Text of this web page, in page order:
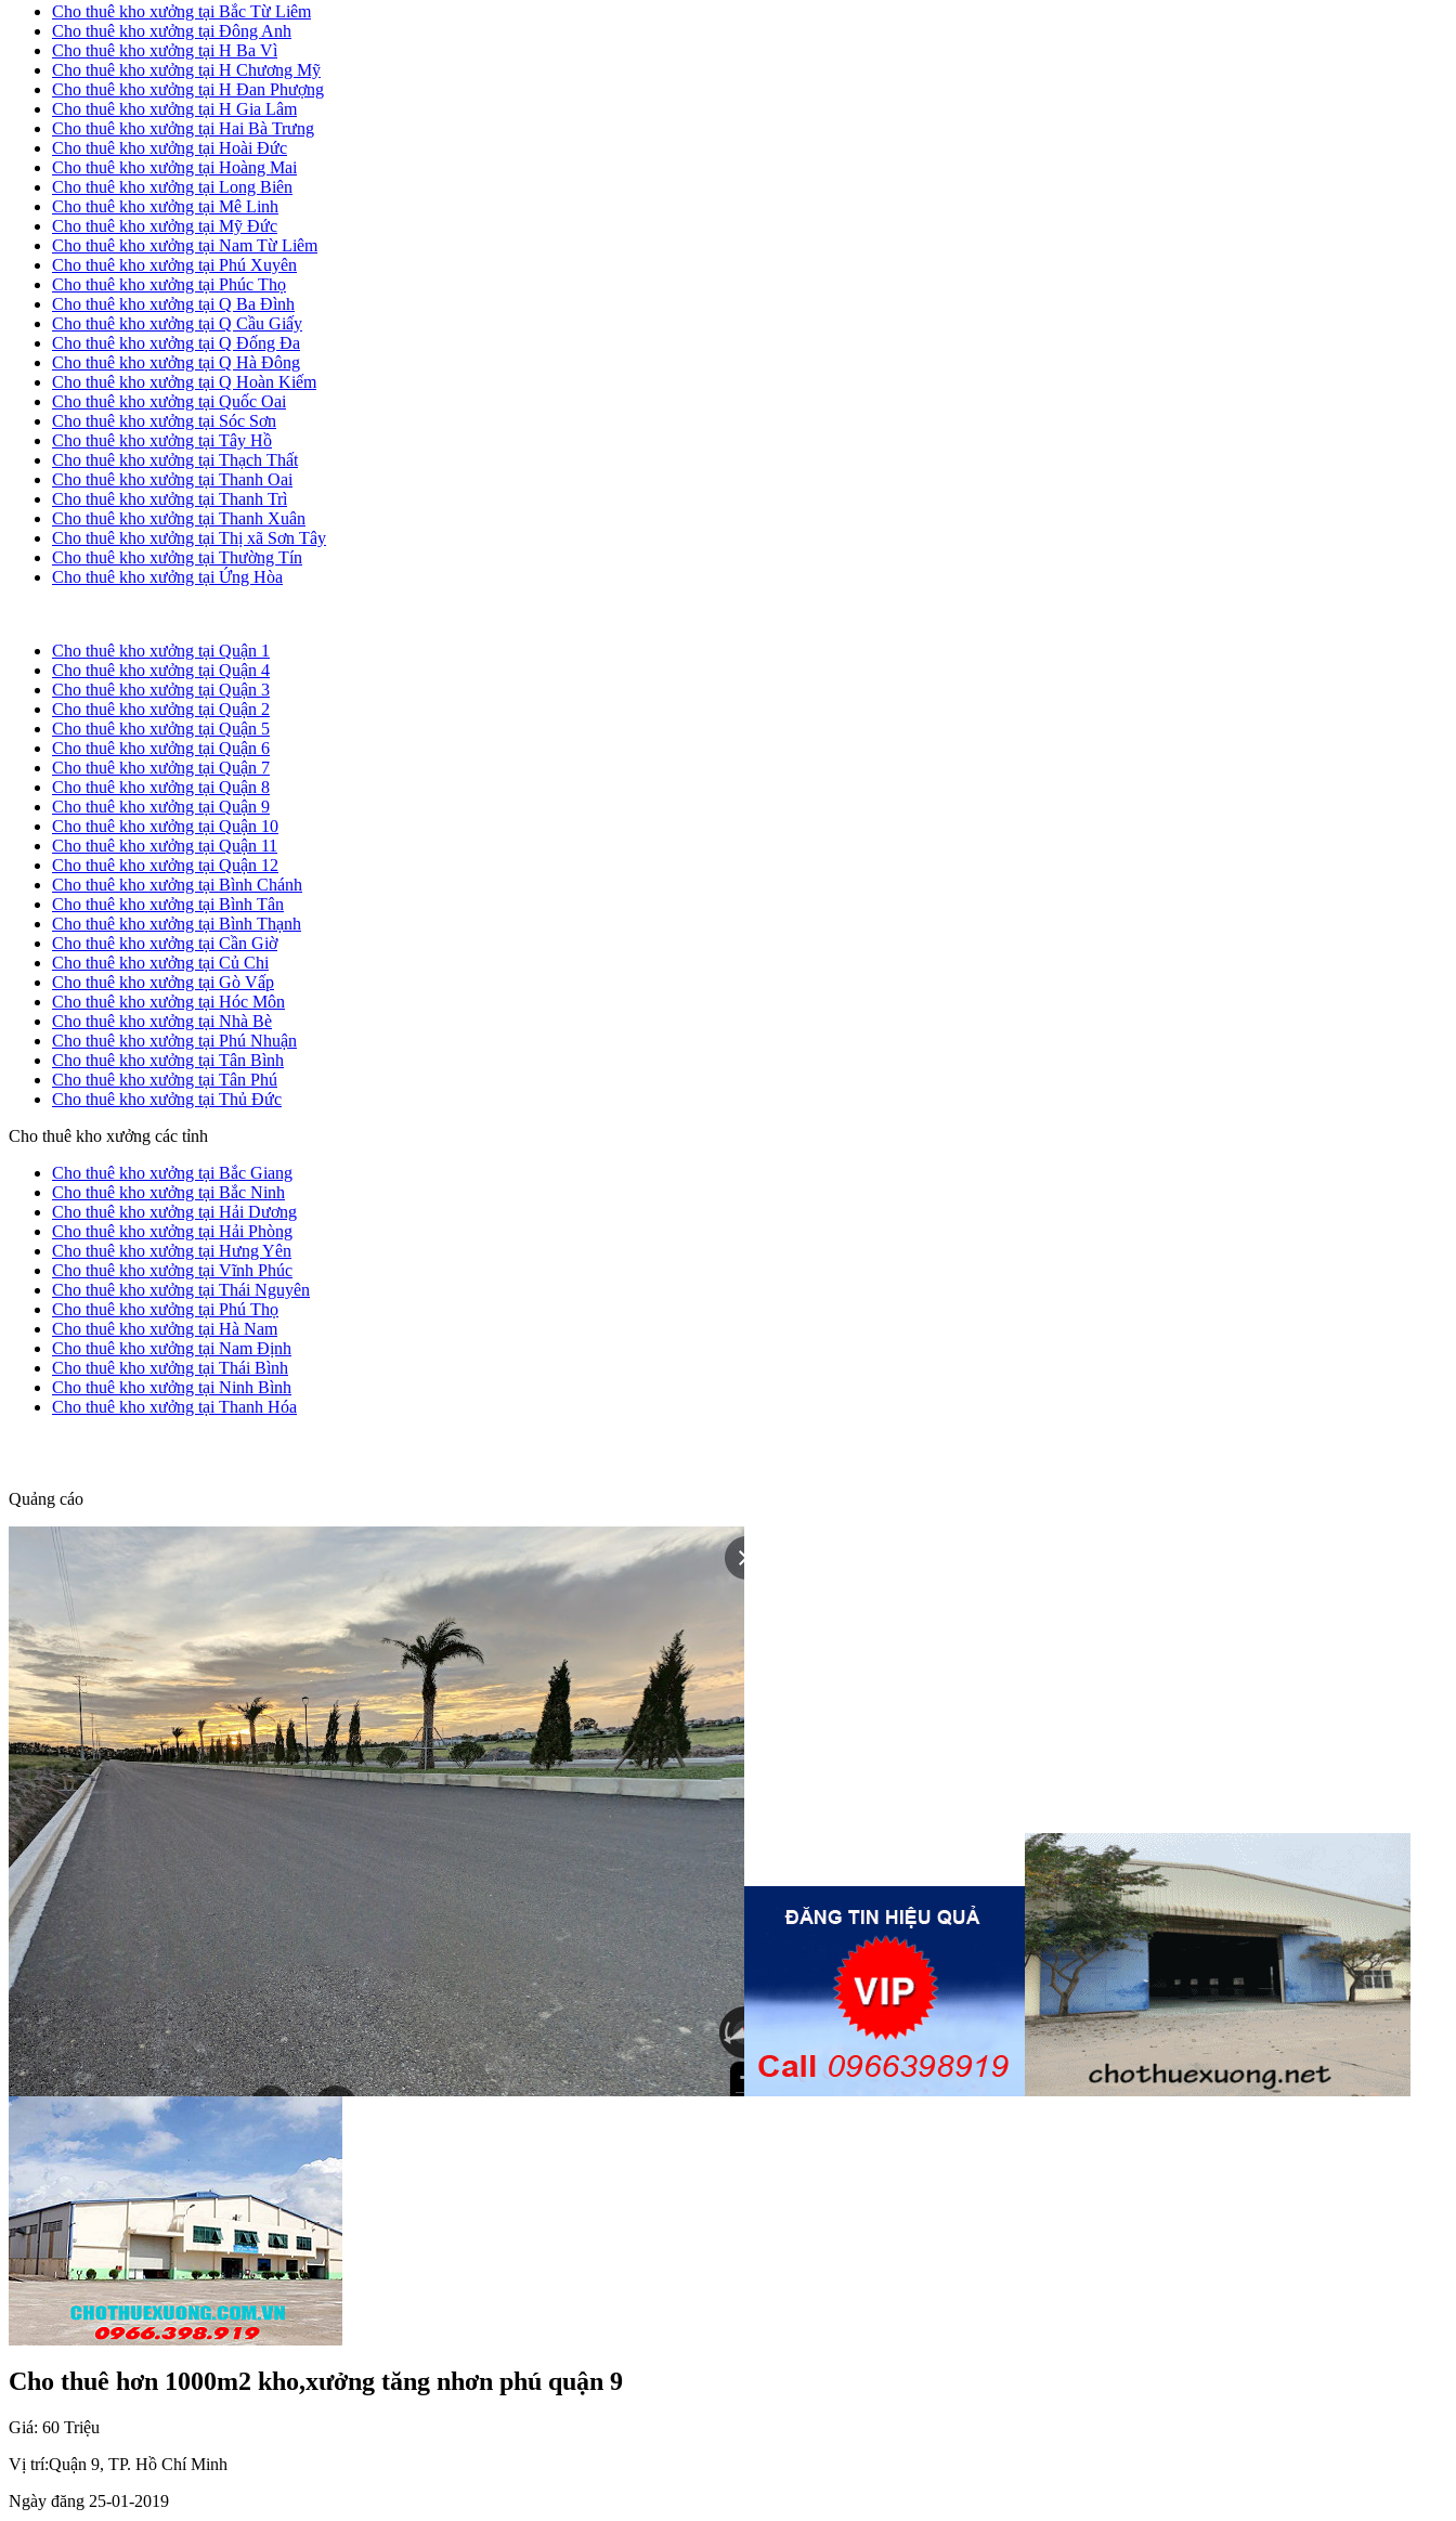
Cho thuê kho xưởng tại Bắc Từ Liêm
Cho thuê kho xưởng tại Đông Anh
Cho thuê kho xưởng tại H Ba Vì
Cho thuê kho xưởng tại H Chương Mỹ
Cho thuê kho xưởng tại H Đan Phượng
Cho thuê kho xưởng tại H Gia Lâm
Cho thuê kho xưởng tại Hai Bà Trưng
Cho thuê kho xưởng tại Hoài Đức
Cho thuê kho xưởng tại Hoàng Mai
Cho thuê kho xưởng tại Long Biên
Cho thuê kho xưởng tại Mê Linh
Cho thuê kho xưởng tại Mỹ Đức
Cho thuê kho xưởng tại Nam Từ Liêm
Cho thuê kho xưởng tại Phú Xuyên
Cho thuê kho xưởng tại Phúc Thọ
Cho thuê kho xưởng tại Q Ba Đình
Cho thuê kho xưởng tại Q Cầu Giấy
Cho thuê kho xưởng tại Q Đống Đa
Cho thuê kho xưởng tại Q Hà Đông
Cho thuê kho xưởng tại Q Hoàn Kiếm
Cho thuê kho xưởng tại Quốc Oai
Cho thuê kho xưởng tại Sóc Sơn
Cho thuê kho xưởng tại Tây Hồ
Cho thuê kho xưởng tại Thạch Thất
Cho thuê kho xưởng tại Thanh Oai
Cho thuê kho xưởng tại Thanh Trì
Cho thuê kho xưởng tại Thanh Xuân
Cho thuê kho xưởng tại Thị xã Sơn Tây
Cho thuê kho xưởng tại Thường Tín
Cho thuê kho xưởng tại Ứng Hòa
Cho thuê kho xưởng tại Quận 1
Cho thuê kho xưởng tại Quận 4
Cho thuê kho xưởng tại Quận 3
Cho thuê kho xưởng tại Quận 2
Cho thuê kho xưởng tại Quận 5
Cho thuê kho xưởng tại Quận 6
Cho thuê kho xưởng tại Quận 7
Cho thuê kho xưởng tại Quận 8
Cho thuê kho xưởng tại Quận 9
Cho thuê kho xưởng tại Quận 10
Cho thuê kho xưởng tại Quận 11
Cho thuê kho xưởng tại Quận 12
Cho thuê kho xưởng tại Bình Chánh
Cho thuê kho xưởng tại Bình Tân
Cho thuê kho xưởng tại Bình Thạnh
Cho thuê kho xưởng tại Cần Giờ
Cho thuê kho xưởng tại Củ Chi
Cho thuê kho xưởng tại Gò Vấp
Cho thuê kho xưởng tại Hóc Môn
Cho thuê kho xưởng tại Nhà Bè
Cho thuê kho xưởng tại Phú Nhuận
Cho thuê kho xưởng tại Tân Bình
Cho thuê kho xưởng tại Tân Phú
Cho thuê kho xưởng tại Thủ Đức
Cho thuê kho xưởng các tỉnh
Cho thuê kho xưởng tại Bắc Giang
Cho thuê kho xưởng tại Bắc Ninh
Cho thuê kho xưởng tại Hải Dương
Cho thuê kho xưởng tại Hải Phòng
Cho thuê kho xưởng tại Hưng Yên
Cho thuê kho xưởng tại Vĩnh Phúc
Cho thuê kho xưởng tại Thái Nguyên
Cho thuê kho xưởng tại Phú Thọ
Cho thuê kho xưởng tại Hà Nam
Cho thuê kho xưởng tại Nam Định
Cho thuê kho xưởng tại Thái Bình
Cho thuê kho xưởng tại Ninh Bình
Cho thuê kho xưởng tại Thanh Hóa
Quảng cáo
Cho thuê hơn 1000m2 kho,xưởng tăng nhơn phú quận 9
Giá: 60 Triệu
Vị trí:Quận 9, TP. Hồ Chí Minh
Ngày đăng 25-01-2019